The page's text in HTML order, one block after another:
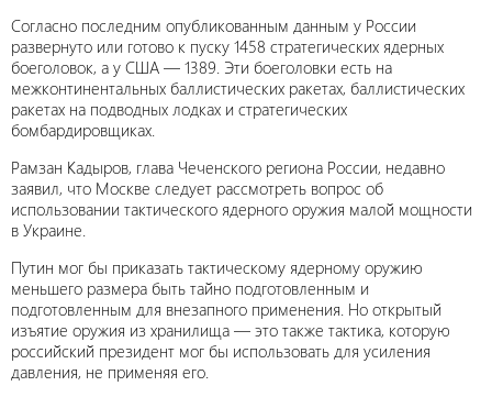
Согласно последним опубликованным данным у России
развернуто или готово к пуску 1458 стратегических ядерных
боеголовок, а у США — 1389. Эти боеголовки есть на
межконтинентальных баллистических ракетах, баллистических
ракетах на подводных лодках и стратегических
бомбардировщиках.
Рамзан Кадыров, глава Чеченского региона России, недавно
заявил, что Москве следует рассмотреть вопрос об
использовании тактического ядерного оружия малой мощности
в Украине.
Путин мог бы приказать тактическому ядерному оружию
меньшего размера быть тайно подготовленным и
подготовленным для внезапного применения. Но открытый
изъятие оружия из хранилища — это также тактика, которую
российский президент мог бы использовать для усиления
давления, не применяя его.